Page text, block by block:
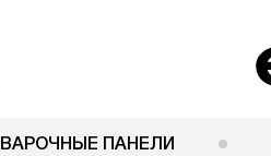
ВАРОЧНЫЕ ПАНЕЛИ